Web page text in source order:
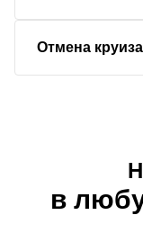
Отмена круиза
в